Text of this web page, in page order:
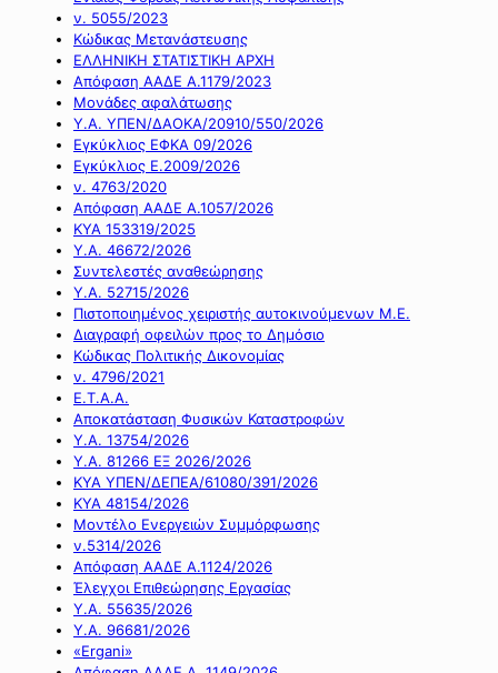
ν. 5055/2023
Κώδικας Μετανάστευσης
ΕΛΛΗΝΙΚΗ ΣΤΑΤΙΣΤΙΚΗ ΑΡΧΗ
Απόφαση ΑΑΔΕ Α.1179/2023
Μονάδες αφαλάτωσης
Υ.Α. ΥΠΕΝ/ΔΑΟΚΑ/20910/550/2026
Εγκύκλιος ΕΦΚΑ 09/2026
Εγκύκλιος Ε.2009/2026
ν. 4763/2020
Απόφαση ΑΑΔΕ Α.1057/2026
ΚΥΑ 153319/2025
Υ.Α. 46672/2026
Συντελεστές αναθεώρησης
Υ.Α. 52715/2026
Πιστοποιημένος χειριστής αυτοκινούμενων Μ.Ε.
Διαγραφή οφειλών προς το Δημόσιο
Κώδικας Πολιτικής Δικονομίας
ν. 4796/2021
Ε.Τ.Α.Α.
Αποκατάσταση Φυσικών Καταστροφών
Υ.Α. 13754/2026
Υ.Α. 81266 ΕΞ 2026/2026
ΚΥΑ ΥΠΕΝ/ΔΕΠΕΑ/61080/391/2026
ΚΥΑ 48154/2026
Μοντέλο Ενεργειών Συμμόρφωσης
ν.5314/2026
Απόφαση ΑΑΔΕ Α.1124/2026
Έλεγχοι Επιθεώρησης Εργασίας
Υ.Α. 55635/2026
Υ.Α. 96681/2026
«Ergani»